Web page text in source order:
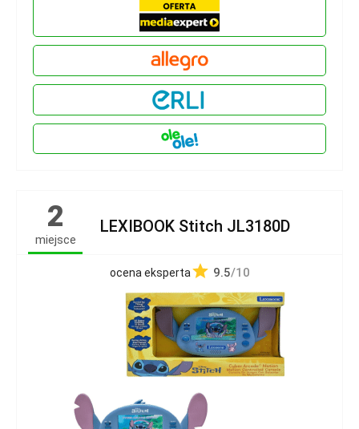
2
miejsce
LEXIBOOK Stitch JL3180D
ocena eksperta 9.5/10